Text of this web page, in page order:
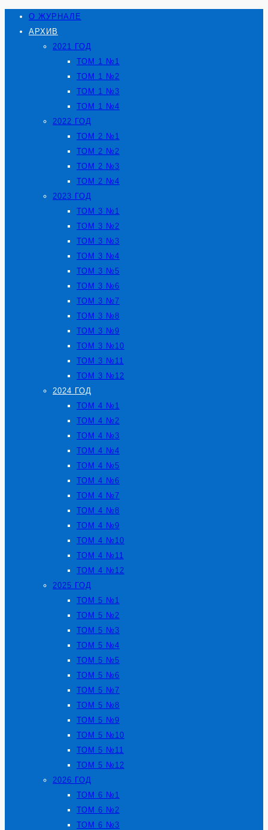
О ЖУРНАЛЕ
АРХИВ
2021 ГОД
ТОМ 1 №1
ТОМ 1 №2
ТОМ 1 №3
ТОМ 1 №4
2022 ГОД
ТОМ 2 №1
ТОМ 2 №2
ТОМ 2 №3
ТОМ 2 №4
2023 ГОД
ТОМ 3 №1
ТОМ 3 №2
ТОМ 3 №3
ТОМ 3 №4
ТОМ 3 №5
ТОМ 3 №6
ТОМ 3 №7
ТОМ 3 №8
ТОМ 3 №9
ТОМ 3 №10
ТОМ 3 №11
ТОМ 3 №12
2024 ГОД
ТОМ 4 №1
ТОМ 4 №2
ТОМ 4 №3
ТОМ 4 №4
ТОМ 4 №5
ТОМ 4 №6
ТОМ 4 №7
ТОМ 4 №8
ТОМ 4 №9
ТОМ 4 №10
ТОМ 4 №11
ТОМ 4 №12
2025 ГОД
ТОМ 5 №1
ТОМ 5 №2
ТОМ 5 №3
ТОМ 5 №4
ТОМ 5 №5
ТОМ 5 №6
ТОМ 5 №7
ТОМ 5 №8
ТОМ 5 №9
ТОМ 5 №10
ТОМ 5 №11
ТОМ 5 №12
2026 ГОД
ТОМ 6 №1
ТОМ 6 №2
ТОМ 6 №3